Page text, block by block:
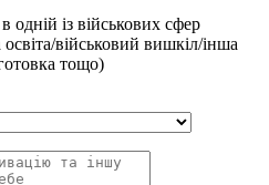
із військових сфер
військовий вишкіл/інша
тощо)